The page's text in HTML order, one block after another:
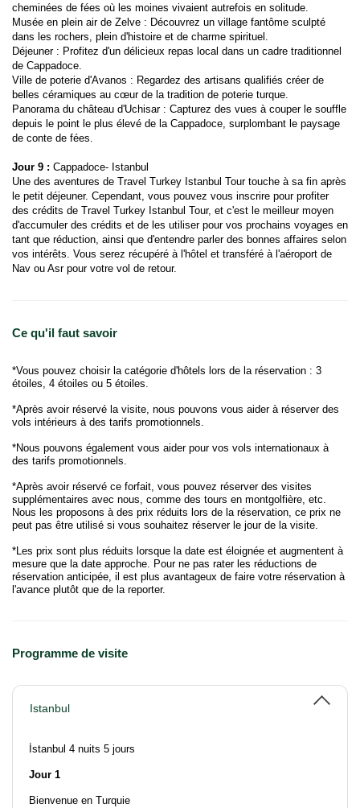
cheminées de fées où les moines vivaient autrefois en solitude.
Musée en plein air de Zelve : Découvrez un village fantôme sculpté
dans les rochers, plein d'histoire et de charme spirituel.
Déjeuner : Profitez d'un délicieux repas local dans un cadre traditionnel
de Cappadoce.
Ville de poterie d'Avanos : Regardez des artisans qualifiés créer de
belles céramiques au cœur de la tradition de poterie turque.
Panorama du château d'Uchisar : Capturez des vues à couper le souffle
depuis le point le plus élevé de la Cappadoce, surplombant le paysage
de conte de fées.
Jour 9 : Cappadoce- Istanbul
Une des aventures de Travel Turkey Istanbul Tour touche à sa fin après
le petit déjeuner. Cependant, vous pouvez vous inscrire pour profiter
des crédits de Travel Turkey Istanbul Tour, et c'est le meilleur moyen
d'accumuler des crédits et de les utiliser pour vos prochains voyages en
tant que réduction, ainsi que d'entendre parler des bonnes affaires selon
vos intérêts. Vous serez récupéré à l'hôtel et transféré à l'aéroport de
Nav ou Asr pour votre vol de retour.
Ce qu'il faut savoir
*Vous pouvez choisir la catégorie d'hôtels lors de la réservation : 3
étoiles, 4 étoiles ou 5 étoiles.
*Après avoir réservé la visite, nous pouvons vous aider à réserver des
vols intérieurs à des tarifs promotionnels.
*Nous pouvons également vous aider pour vos vols internationaux à
des tarifs promotionnels.
*Après avoir réservé ce forfait, vous pouvez réserver des visites
supplémentaires avec nous, comme des tours en montgolfière, etc.
Nous les proposons à des prix réduits lors de la réservation, ce prix ne
peut pas être utilisé si vous souhaitez réserver le jour de la visite.
*Les prix sont plus réduits lorsque la date est éloignée et augmentent à
mesure que la date approche. Pour ne pas rater les réductions de
réservation anticipée, il est plus avantageux de faire votre réservation à
l'avance plutôt que de la reporter.
Programme de visite
Istanbul
İstanbul 4 nuits 5 jours
Jour 1
Bienvenue en Turquie